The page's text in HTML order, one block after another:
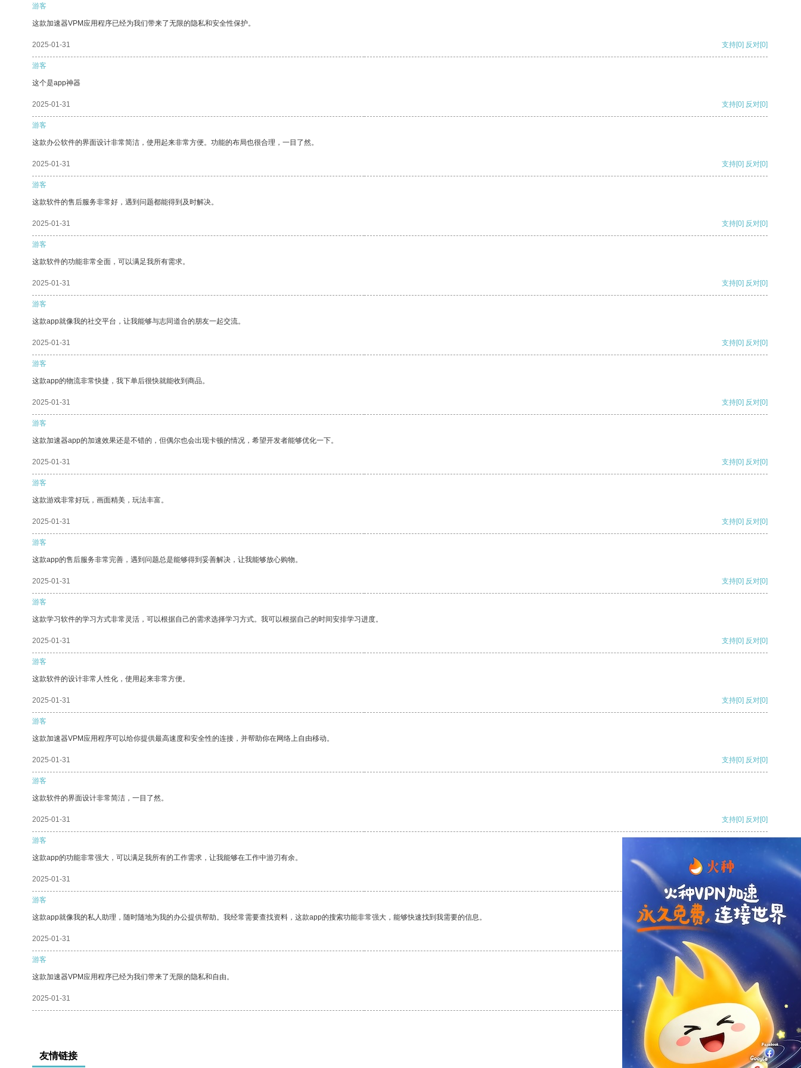
游客
这款加速器VPM应用程序已经为我们带来了无限的隐私和安全性保护。
2025-01-31 支持[0] 反对[0]
游客
这个是app神器
2025-01-31 支持[0] 反对[0]
游客
这款办公软件的界面设计非常简洁，使用起来非常方便。功能的布局也很合理，一目了然。
2025-01-31 支持[0] 反对[0]
游客
这款软件的售后服务非常好，遇到问题都能得到及时解决。
2025-01-31 支持[0] 反对[0]
游客
这款软件的功能非常全面，可以满足我所有需求。
2025-01-31 支持[0] 反对[0]
游客
这款app就像我的社交平台，让我能够与志同道合的朋友一起交流。
2025-01-31 支持[0] 反对[0]
游客
这款app的物流非常快捷，我下单后很快就能收到商品。
2025-01-31 支持[0] 反对[0]
游客
这款加速器app的加速效果还是不错的，但偶尔也会出现卡顿的情况，希望开发者能够优化一下。
2025-01-31 支持[0] 反对[0]
游客
这款游戏非常好玩，画面精美，玩法丰富。
2025-01-31 支持[0] 反对[0]
游客
这款app的售后服务非常完善，遇到问题总是能够得到妥善解决，让我能够放心购物。
2025-01-31 支持[0] 反对[0]
游客
这款学习软件的学习方式非常灵活，可以根据自己的需求选择学习方式。我可以根据自己的时间安排学习进度。
2025-01-31 支持[0] 反对[0]
游客
这款软件的设计非常人性化，使用起来非常方便。
2025-01-31 支持[0] 反对[0]
游客
这款加速器VPM应用程序可以给你提供最高速度和安全性的连接，并帮助你在网络上自由移动。
2025-01-31 支持[0] 反对[0]
游客
这款软件的界面设计非常简洁，一目了然。
2025-01-31 支持[0] 反对[0]
游客
这款app的功能非常强大，可以满足我所有的工作需求，让我能够在工作中游刃有余。
2025-01-31
游客
这款app就像我的私人助理，随时随地为我的办公提供帮助。我经常需要查找资料，这款app的搜索功能非常强大，能够快速找到我需要的信息。
2025-01-31 反对
游客
这款加速器VPM应用程序已经为我们带来了无限的隐私和自由。
2025-01-31 反对[0]
友情链接